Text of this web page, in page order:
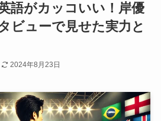
語がカッコいい！岸優
ビューで見せた実力と
2024年8月23日